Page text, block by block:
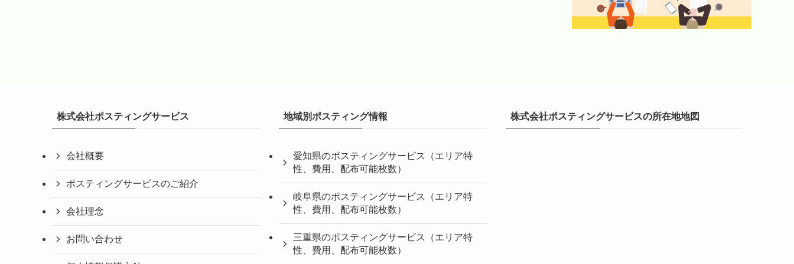
株式会社ポスティングサービス
会社概要
ポスティングサービスのご紹介
会社理念
お問い合わせ
地域別ポスティング情報
愛知県のポスティングサービス（エリア特
性、費用、配布可能枚数）
岐阜県のポスティングサービス（エリア特
性、費用、配布可能枚数）
三重県のポスティングサービス（エリア特
性、費用、配布可能枚数）
株式会社ポスティングサービスの所在地地図